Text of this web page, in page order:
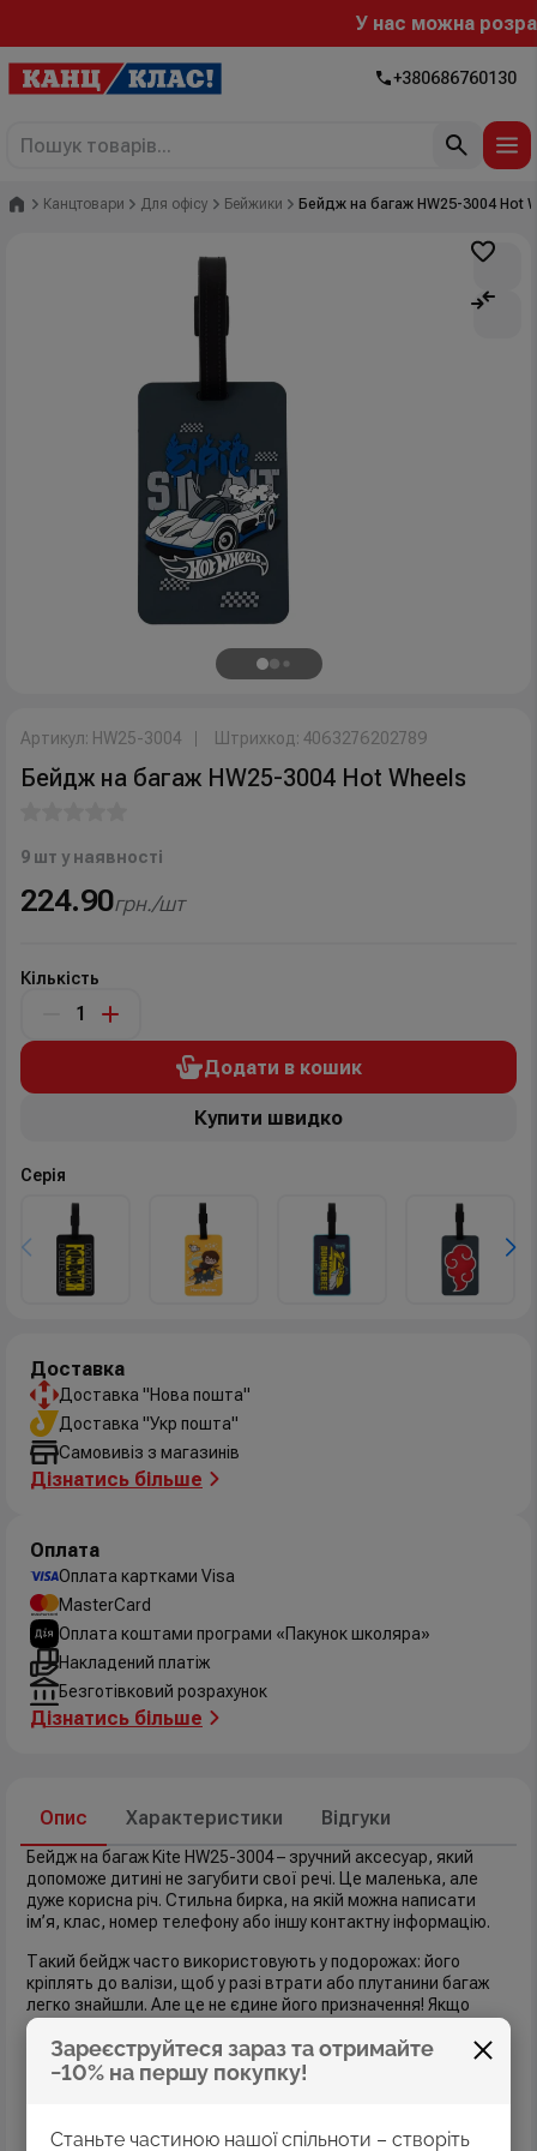
У нас можна
+380686760130
Зареєструйтеся зараз та отримайте
−10% на першу покупку!
Станьте частиною нашої спільноти – створіть
Головна
Канцтовари Для офісу Бейжики Бейдж на багаж HW25-3004 Hot
Артикул: HW25-3004 Штрихкод: 4063276202789
Бейдж на багаж HW25-3004 Hot Wheels
9 шт у наявності
224.90грн./шт
Кількість
Додати в кошик
Купити швидко
Серія
Опис Характеристики Відгуки
Бейдж на багаж Kite HW25-3004 – зручний аксесуар, який
допоможе дитині не загубити свої речі. Це маленька, але
дуже корисна річ. Стильна бирка, на якій можна написати
ім’я, клас, номер телефону або іншу контактну інформацію.
Такий бейдж часто використовують у подорожах: його
кріплять до валізи, щоб у разі втрати або плутанини багаж
легко знайшли. Але це не єдине його призначення! Якщо
дитина залишає рюкзак у роздягальні, класі чи групі
подовженого дня, бейдж допоможе швидко знайти його
серед десятків інших. Поїздки з класом чи спортивною
командою? Бирка з ім’ям не дасть загубити рюкзак чи сумку
Доставка
Доставка "Нова пошта"
Доставка "Укр пошта"
Самовивіз з магазинів
Дізнатись більше
Оплата
Оплата картками Visa
MasterCard
Оплата коштами програми «Пакунок школяра»
Накладений платіж
Безготівковий розрахунок
Дізнатись більше